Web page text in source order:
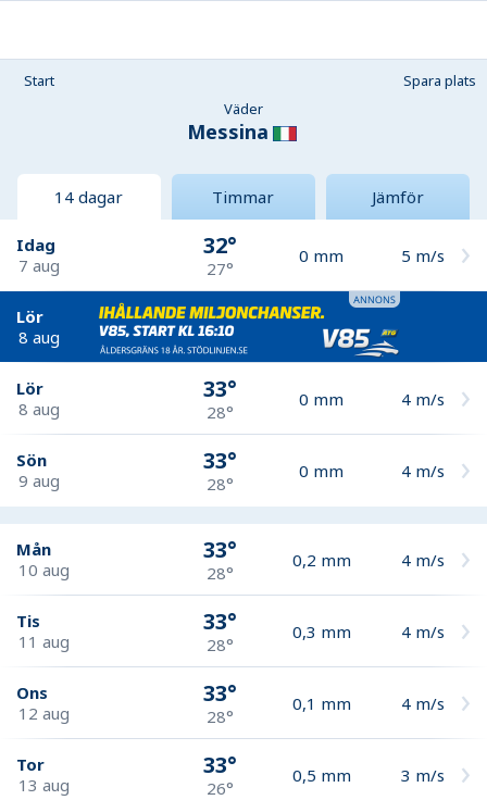
Start
Spara plats
Väder
Messina
14 dagar Timmar Jämför
Idag
7 aug
32°
27°
0 mm 5 m/s
Lör
8 aug
Lör
8 aug
33°
28°
0 mm 4 m/s
Sön
9 aug
33°
28°
0 mm 4 m/s
Mån
10 aug
33°
28°
0,2 mm 4 m/s
Tis
11 aug
33°
28°
0,3 mm 4 m/s
Ons
12 aug
33°
28°
0,1 mm 4 m/s
Tor
13 aug
33°
26°
0,5 mm 3 m/s